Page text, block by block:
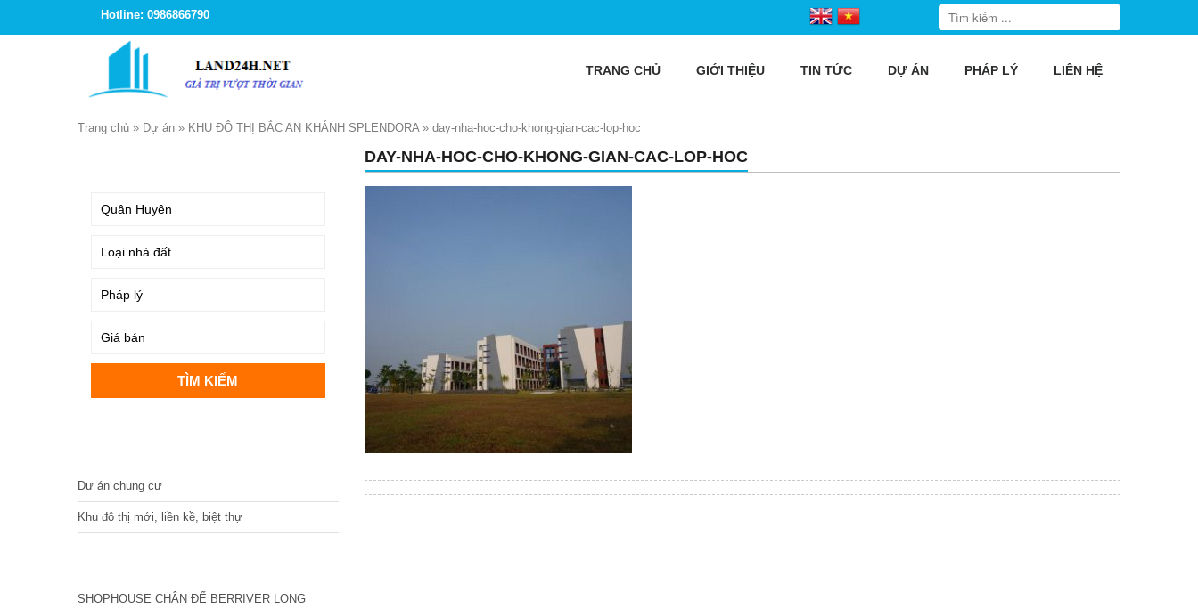
Hotline: 0986866790
TRANG CHỦ GIỚI THIỆU TIN TỨC DỰ ÁN PHÁP LÝ LIÊN HỆ
Trang chủ » Dự án » KHU ĐÔ THỊ BẮC AN KHÁNH SPLENDORA» day-nha-hoc-cho-khong-gian-cac-lop-hoc
DAY-NHA-HOC-CHO-KHONG-GIAN-CAC-LOP-HOC
Dự án chung cư
Khu đô thị mới, liền kề, biệt thự
SHOPHOUSE CHÂN ĐẾ BERRIVER LONG